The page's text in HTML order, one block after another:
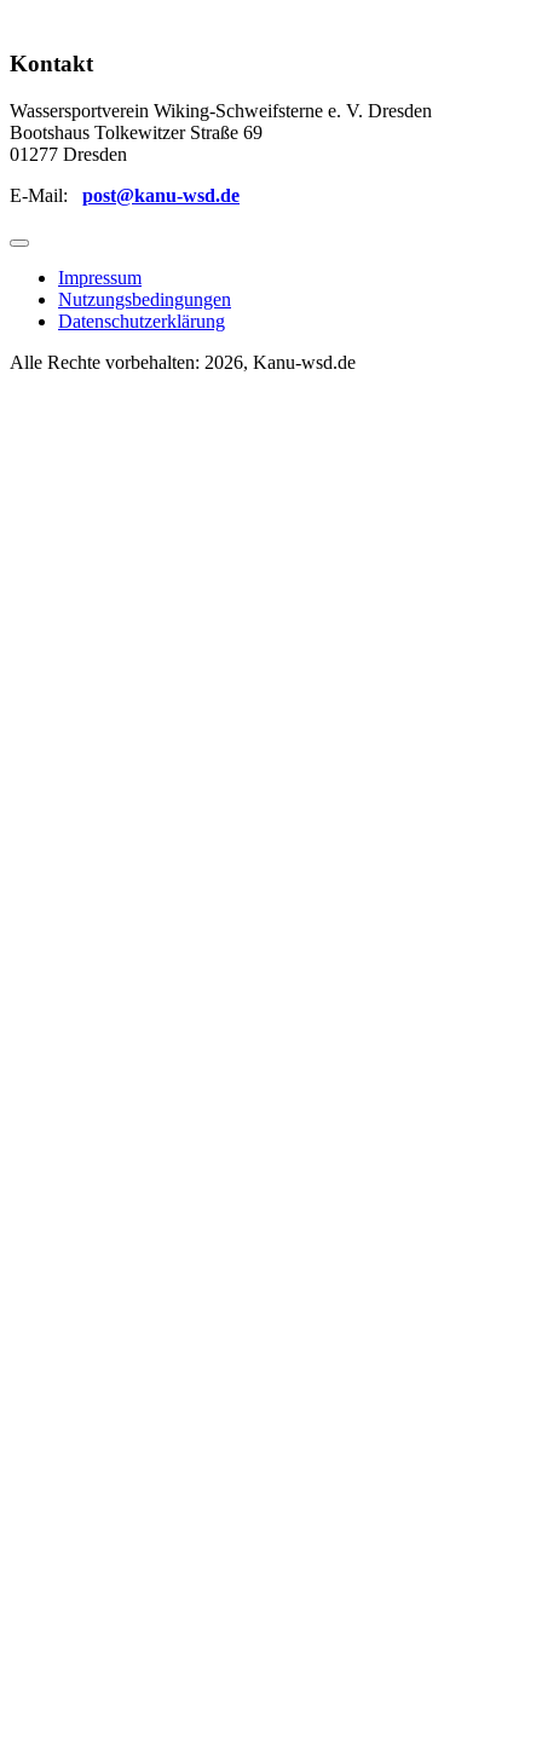
Kontakt
Wassersportverein Wiking-Schweifsterne e. V. Dresden
Bootshaus Tolkewitzer Straße 69
01277 Dresden
E-Mail: post@kanu-wsd.de
Impressum
Nutzungsbedingungen
Datenschutzerklärung
Alle Rechte vorbehalten: 2026, Kanu-wsd.de